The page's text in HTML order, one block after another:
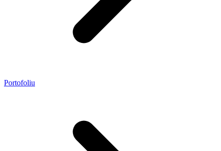
Portofoliu